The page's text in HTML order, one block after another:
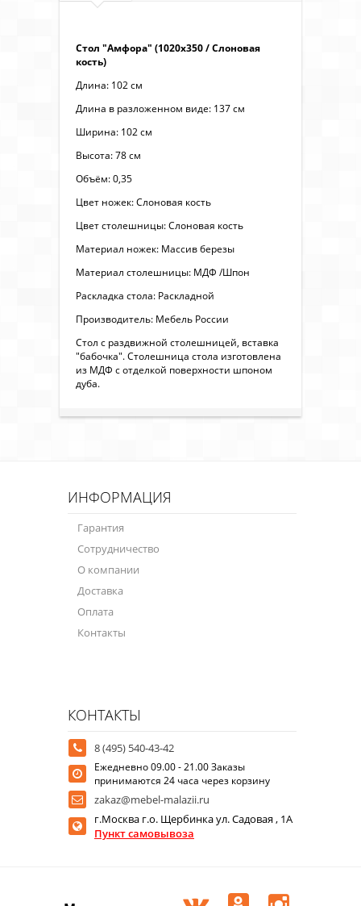
Стол "Амфора" (1020х350 / Слоновая
кость)
Длина: 102 см
Длина в разложенном виде: 137 см
Ширина: 102 см
Высота: 78 см
Объём: 0,35
Цвет ножек: Слоновая кость
Цвет столешницы: Слоновая кость
Материал ножек: Массив березы
Материал столешницы: МДФ /Шпон
Раскладка стола: Раскладной
Производитель: Мебель России
Стол с раздвижной столешницей, вставка
"бабочка". Столешница стола изготовлена
из МДФ с отделкой поверхности шпоном
дуба.
ИНФОРМАЦИЯ
Гарантия
Сотрудничество
О компании
Доставка
Оплата
Контакты
КОНТАКТЫ
8 (495) 540-43-42
Ежедневно 09.00 - 21.00 Заказы
принимаются 24 часа через корзину
zakaz@mebel-malazii.ru
г.Москва г.о. Щербинка ул. Садовая , 1А
Пункт самовывоза